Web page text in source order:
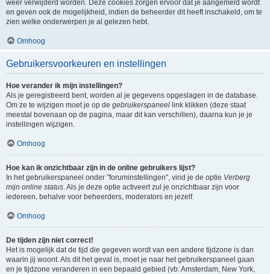
weer verwijderd worden. Deze cookies zorgen ervoor dat je aangemeld wordt
en geven ook de mogelijkheid, indien de beheerder dit heeft inschakeld, om te
zien welke onderwerpen je al gelezen hebt.
Omhoog
Gebruikersvoorkeuren en instellingen
Hoe verander ik mijn instellingen?
Als je geregistreerd bent, worden al je gegevens opgeslagen in de database.
Om ze te wijzigen moet je op de gebruikerspaneel link klikken (deze staat
meestal bovenaan op de pagina, maar dit kan verschillen), daarna kun je je
instellingen wijzigen.
Omhoog
Hoe kan ik onzichtbaar zijn in de online gebruikers lijst?
In het gebruikerspaneel onder "foruminstellingen", vind je de optie Verberg
mijn online status. Als je deze optie activeert zul je onzichtbaar zijn voor
iedereen, behalve voor beheerders, moderators en jezelf.
Omhoog
De tijden zijn niet correct!
Het is mogelijk dat de tijd die gegeven wordt van een andere tijdzone is dan
waarin jij woont. Als dit het geval is, moet je naar het gebruikerspaneel gaan
en je tijdzone veranderen in een bepaald gebied (vb: Amsterdam, New York,